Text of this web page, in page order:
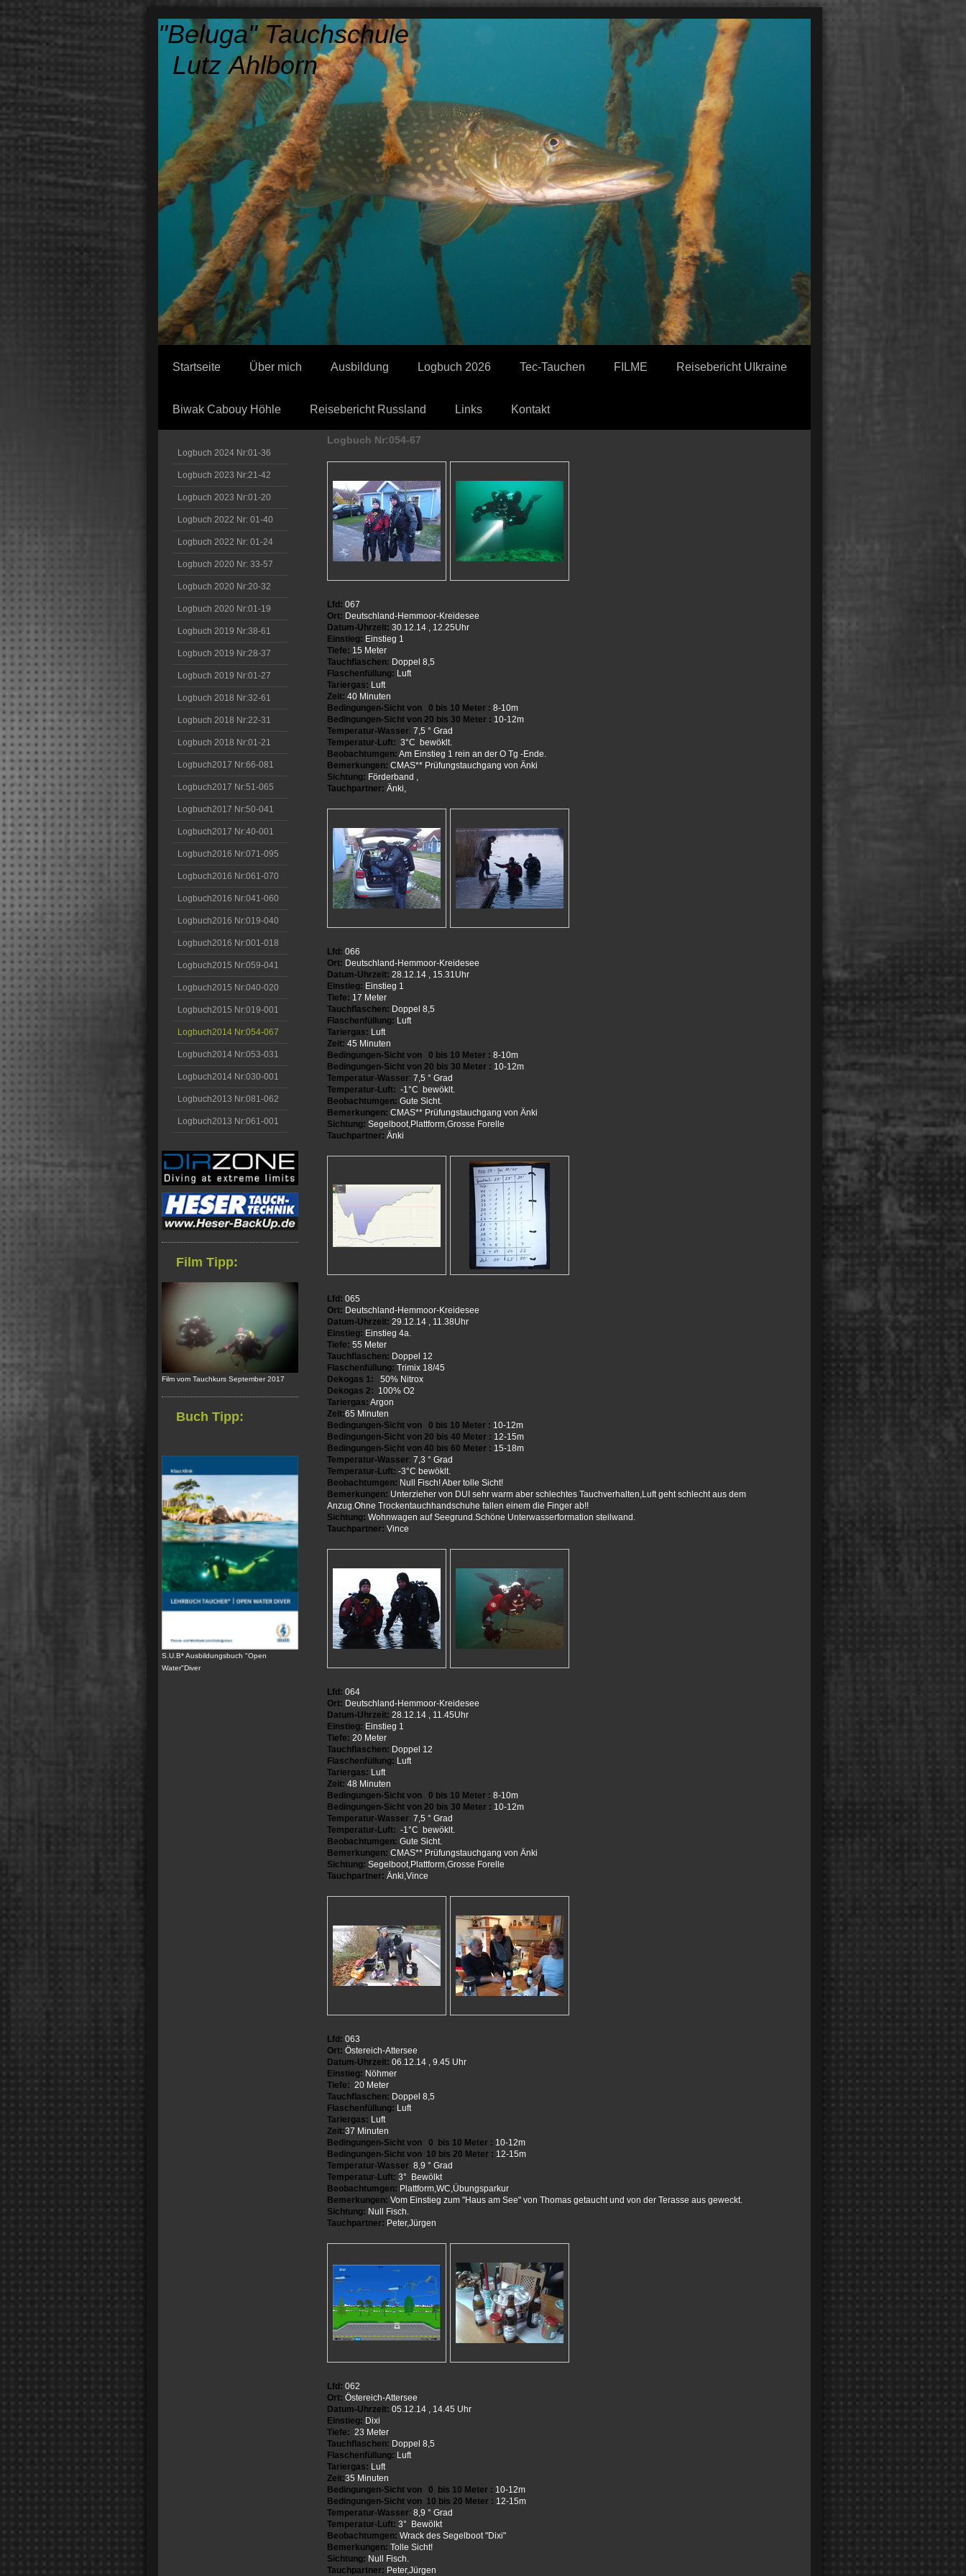
"Beluga" Tauchschule
Lutz Ahlborn
Startseite Über mich Ausbildung Logbuch 2026 Tec-Tauchen FILME Reisebericht UIkraine
Biwak Cabouy Höhle Reisebericht Russland Links Kontakt
Logbuch 2024 Nr:01-36
Logbuch 2023 Nr:21-42
Logbuch 2023 Nr:01-20
Logbuch 2022 Nr: 01-40
Logbuch 2022 Nr: 01-24
Logbuch 2020 Nr: 33-57
Logbuch 2020 Nr:20-32
Logbuch 2020 Nr:01-19
Logbuch 2019 Nr:38-61
Logbuch 2019 Nr:28-37
Logbuch 2019 Nr:01-27
Logbuch 2018 Nr:32-61
Logbuch 2018 Nr:22-31
Logbuch 2018 Nr:01-21
Logbuch2017 Nr:66-081
Logbuch2017 Nr:51-065
Logbuch2017 Nr:50-041
Logbuch2017 Nr:40-001
Logbuch2016 Nr:071-095
Logbuch2016 Nr:061-070
Logbuch2016 Nr:041-060
Logbuch2016 Nr:019-040
Logbuch2016 Nr:001-018
Logbuch2015 Nr:059-041
Logbuch2015 Nr:040-020
Logbuch2015 Nr:019-001
Logbuch2014 Nr:054-067
Logbuch2014 Nr:053-031
Logbuch2014 Nr:030-001
Logbuch2013 Nr:081-062
Logbuch2013 Nr:061-001
Film Tipp:
Film vom Tauchkurs September 2017
Buch Tipp:
S.U.B* Ausbildungsbuch "Open
Water"Diver
Logbuch Nr:054-67
Lfd: 067
Ort: Deutschland-Hemmoor-Kreidesee
Datum-Uhrzeit: 30.12.14 , 12.25Uhr
Einstieg: Einstieg 1
Tiefe: 15 Meter
Tauchflaschen: Doppel 8,5
Flaschenfüllung: Luft
Tariergas: Luft
Zeit: 40 Minuten
Bedingungen-Sicht von 0 bis 10 Meter : 8-10m
Bedingungen-Sicht von 20 bis 30 Meter : 10-12m
Temperatur-Wasser: 7,5 ° Grad
Temperatur-Luft: 3°C bewöklt.
Beobachtumgen: Am Einstieg 1 rein an der O Tg -Ende.
Bemerkungen: CMAS** Prüfungstauchgang von Änki
Sichtung: Förderband ,
Tauchpartner: Änki,
Lfd: 066
Ort: Deutschland-Hemmoor-Kreidesee
Datum-Uhrzeit: 28.12.14 , 15.31Uhr
Einstieg: Einstieg 1
Tiefe: 17 Meter
Tauchflaschen: Doppel 8,5
Flaschenfüllung: Luft
Tariergas: Luft
Zeit: 45 Minuten
Bedingungen-Sicht von 0 bis 10 Meter : 8-10m
Bedingungen-Sicht von 20 bis 30 Meter : 10-12m
Temperatur-Wasser: 7,5 ° Grad
Temperatur-Luft: -1°C bewöklt.
Beobachtumgen: Gute Sicht.
Bemerkungen: CMAS** Prüfungstauchgang von Änki
Sichtung: Segelboot,Plattform,Grosse Forelle
Tauchpartner: Änki
Lfd: 065
Ort: Deutschland-Hemmoor-Kreidesee
Datum-Uhrzeit: 29.12.14 , 11.38Uhr
Einstieg: Einstieg 4a.
Tiefe: 55 Meter
Tauchflaschen: Doppel 12
Flaschenfüllung: Trimix 18/45
Dekogas 1: 50% Nitrox
Dekogas 2: 100% O2
Tariergas: Argon
Zeit:65 Minuten
Bedingungen-Sicht von 0 bis 10 Meter : 10-12m
Bedingungen-Sicht von 20 bis 40 Meter : 12-15m
Bedingungen-Sicht von 40 bis 60 Meter : 15-18m
Temperatur-Wasser: 7,3 ° Grad
Temperatur-Luft: -3°C bewöklt.
Beobachtumgen: Null Fisch! Aber tolle Sicht!
Bemerkungen: Unterzieher von DUI sehr warm aber schlechtes Tauchverhalten,Luft geht schlecht aus dem
Anzug.Ohne Trockentauchhandschuhe fallen einem die Finger ab!!
Sichtung: Wohnwagen auf Seegrund.Schöne Unterwasserformation steilwand.
Tauchpartner: Vince
Lfd: 064
Ort: Deutschland-Hemmoor-Kreidesee
Datum-Uhrzeit: 28.12.14 , 11.45Uhr
Einstieg: Einstieg 1
Tiefe: 20 Meter
Tauchflaschen: Doppel 12
Flaschenfüllung: Luft
Tariergas: Luft
Zeit: 48 Minuten
Bedingungen-Sicht von 0 bis 10 Meter : 8-10m
Bedingungen-Sicht von 20 bis 30 Meter : 10-12m
Temperatur-Wasser: 7,5 ° Grad
Temperatur-Luft: -1°C bewöklt.
Beobachtumgen: Gute Sicht.
Bemerkungen: CMAS** Prüfungstauchgang von Änki
Sichtung: Segelboot,Plattform,Grosse Forelle
Tauchpartner: Änki,Vince
Lfd: 063
Ort: Östereich-Attersee
Datum-Uhrzeit: 06.12.14 , 9.45 Uhr
Einstieg: Nöhmer
Tiefe: 20 Meter
Tauchflaschen: Doppel 8,5
Flaschenfüllung: Luft
Tariergas: Luft
Zeit:37 Minuten
Bedingungen-Sicht von 0 bis 10 Meter : 10-12m
Bedingungen-Sicht von 10 bis 20 Meter : 12-15m
Temperatur-Wasser: 8,9 ° Grad
Temperatur-Luft: 3° Bewölkt
Beobachtumgen: Plattform,WC,Übungsparkur
Bemerkungen: Vom Einstieg zum "Haus am See" von Thomas getaucht und von der Terasse aus geweckt.
Sichtung: Null Fisch.
Tauchpartner: Peter,Jürgen
Lfd: 062
Ort: Östereich-Attersee
Datum-Uhrzeit: 05.12.14 , 14.45 Uhr
Einstieg: Dixi
Tiefe: 23 Meter
Tauchflaschen: Doppel 8,5
Flaschenfüllung: Luft
Tariergas: Luft
Zeit:35 Minuten
Bedingungen-Sicht von 0 bis 10 Meter : 10-12m
Bedingungen-Sicht von 10 bis 20 Meter : 12-15m
Temperatur-Wasser: 8,9 ° Grad
Temperatur-Luft: 3° Bewölkt
Beobachtumgen: Wrack des Segelboot "Dixi"
Bemerkungen: Tolle Sicht!
Sichtung: Null Fisch.
Tauchpartner: Peter,Jürgen